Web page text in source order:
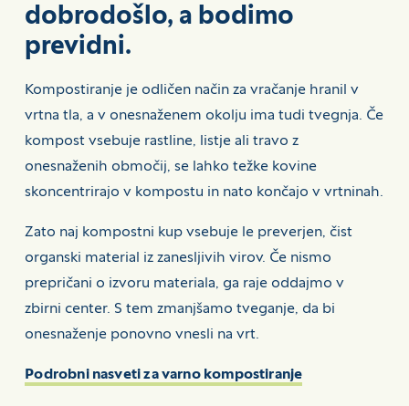
dobrodošlo, a bodimo
previdni.
Kompostiranje je odličen način za vračanje hranil v
vrtna tla, a v onesnaženem okolju ima tudi tvegnja. Če
kompost vsebuje rastline, listje ali travo z
onesnaženih območij, se lahko težke kovine
skoncentrirajo v kompostu in nato končajo v vrtninah.
Zato naj kompostni kup vsebuje le preverjen, čist
organski material iz zanesljivih virov. Če nismo
prepričani o izvoru materiala, ga raje oddajmo v
zbirni center. S tem zmanjšamo tveganje, da bi
onesnaženje ponovno vnesli na vrt.
Podrobni nasveti za varno kompostiranje